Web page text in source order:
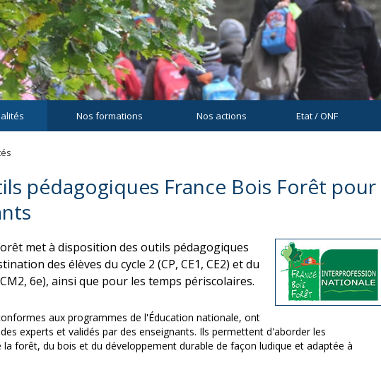
Nos formations Nos actions Etat / ONF
pédagogiques France Bois Forêt pour
met à disposition des outils pédagogiques
des élèves du cycle 2 (CP, CE1, CE2) et du
6e), ainsi que pour les temps périscolaires.
aux programmes de l'Éducation nationale, ont
experts et validés par des enseignants. Ils permettent d'aborder les
la forêt, du bois et du développement durable de façon ludique et adaptée à